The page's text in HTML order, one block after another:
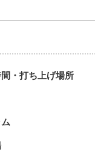
・打ち上げ場所